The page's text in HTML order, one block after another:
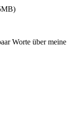
Worte über meine